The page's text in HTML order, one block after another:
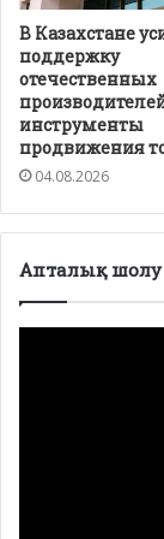
В Казахстане
поддержку
отечественных
инструменты
продвижения
04.08.2026
Апталық